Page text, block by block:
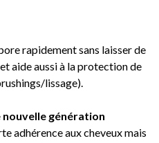
rapidement sans laisser de
aide aussi à la protection de
lissage).
nouvelle génération
adhérence aux cheveux mais